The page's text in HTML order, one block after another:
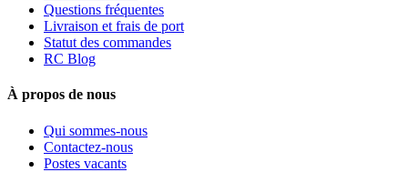
Questions fréquentes
Livraison et frais de port
Statut des commandes
RC Blog
À propos de nous
Qui sommes-nous
Contactez-nous
Postes vacants